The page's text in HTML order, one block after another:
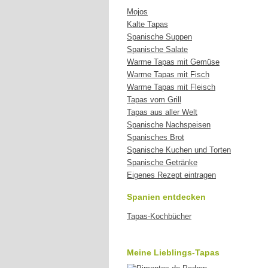
Mojos
Kalte Tapas
Spanische Suppen
Spanische Salate
Warme Tapas mit Gemüse
Warme Tapas mit Fisch
Warme Tapas mit Fleisch
Tapas vom Grill
Tapas aus aller Welt
Spanische Nachspeisen
Spanisches Brot
Spanische Kuchen und Torten
Spanische Getränke
Eigenes Rezept eintragen
Spanien entdecken
Tapas-Kochbücher
Meine Lieblings-Tapas